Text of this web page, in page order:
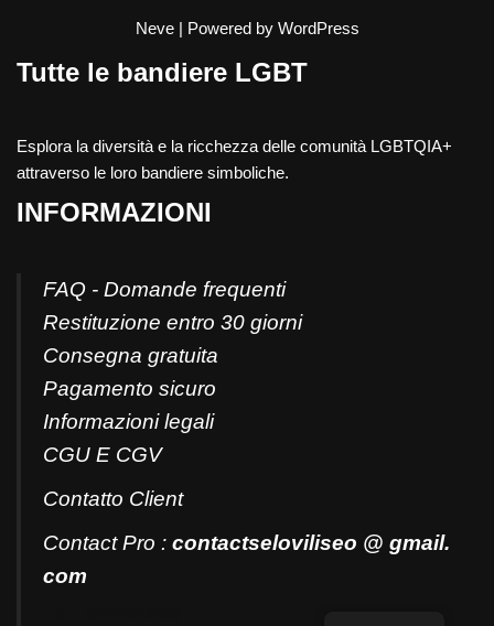
Neve| Powered by WordPress
Tutte le bandiere LGBT
Esplora la diversità e la ricchezza delle comunità LGBTQIA+
attraverso le loro bandiere simboliche.
INFORMAZIONI
FAQ - Domande frequenti
Restituzione entro 30 giorni
Consegna gratuita
Pagamento sicuro
Informazioni legali
CGU E CGV
Contatto Client
Contact Pro : contactseloviliseo @ gmail.
com